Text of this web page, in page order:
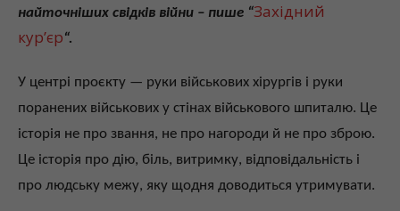
найточніших свідків війни – пише “Західний
кур’єр“.
У центрі проєкту — руки військових хірургів і руки
поранених військових у стінах військового шпиталю. Це
історія не про звання, не про нагороди й не про зброю.
Це історія про дію, біль, витримку, відповідальність і
про людську межу, яку щодня доводиться утримувати.